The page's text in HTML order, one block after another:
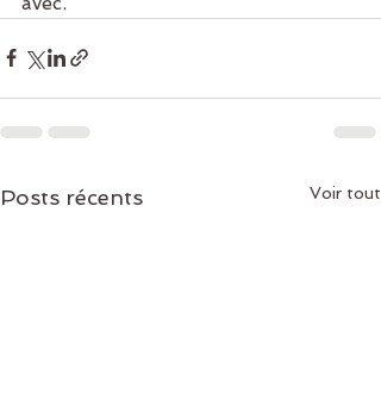
Posts récents Voir tout